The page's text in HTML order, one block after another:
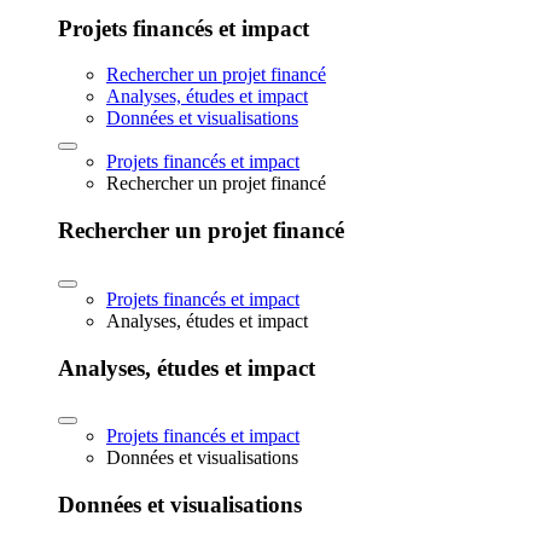
Projets financés et impact
Rechercher un projet financé
Analyses, études et impact
Données et visualisations
Projets financés et impact
Rechercher un projet financé
Rechercher un projet financé
Projets financés et impact
Analyses, études et impact
Analyses, études et impact
Projets financés et impact
Données et visualisations
Données et visualisations